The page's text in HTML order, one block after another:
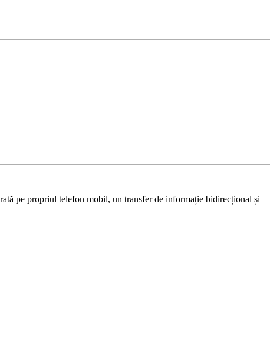
pe propriul telefon mobil, un transfer de informație bidirecțional și